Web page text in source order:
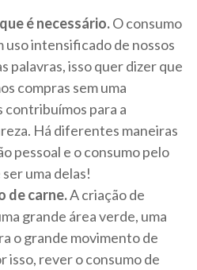
é necessário.O consumo
uso intensificado de nossos
palavras, isso quer dizer que
compras sem uma
contribuímos para a
Há diferentes maneiras
pessoal e o consumo pelo
uma delas!
de carne.A criação de
grande área verde, uma
o grande movimento de
isso, rever o consumo de